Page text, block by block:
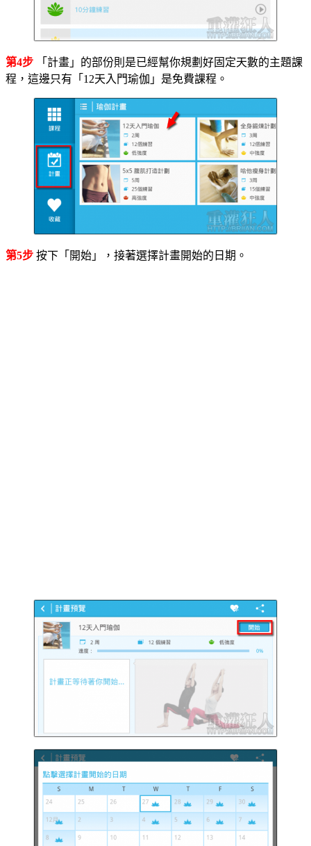
第4步 「計畫」的部份則是已經幫你規劃好固定天數的主題課
程，這邊只有「12天入門瑜伽」是免費課程。
第5步 按下「開始」，接著選擇計畫開始的日期。